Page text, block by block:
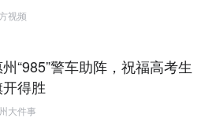
视频
“985”警车助阵，祝福高考生
得胜
大件事